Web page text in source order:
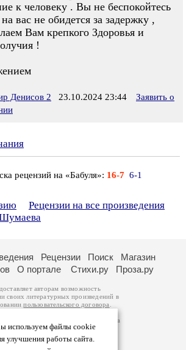
к человеку . Вы не беспокойтесь
вас не обидется за задержку ,
Вам крепкого Здоровья и
!
Денисов 2 23.10.2024 23:44
Заявить о
рецензий на «Бабуля»: 16-7 6-1
Рецензии на все произведения
Шумаева
используем файлы cookie
улучшения работы сайта.
Рецензии Поиск
Магазин
О портале Стихи.ру Проза.ру
авторам возможность
своих литературных произведений в
пользовательского договора
произведения принадлежат авторам
. Перепечатка произведений возможна
автора, к которому вы можете
странице. Ответственность за
несут самостоятельно на